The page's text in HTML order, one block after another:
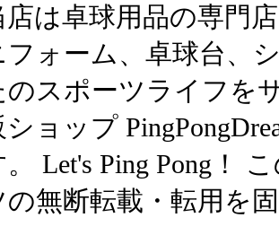
店は卓球用品の専門
フォーム、卓球台、
のスポーツライフを
ショップ
。 Let's Ping Pong！
の無断転載・転用を